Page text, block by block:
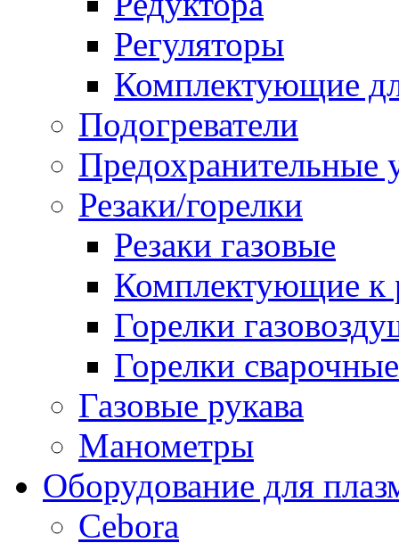
Регуляторы
Комплектующие
Подогреватели
Предохранительные
Резаки/горелки
Резаки газовые
Комплектующие к
Горелки
Горелки сварочные
Газовые рукава
Манометры
Оборудование для
Cebora